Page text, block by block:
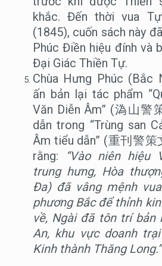
khắc. Đến thời vua
(1845), cuốn sách này
Phúc Điền hiệu đính và
Đại Giác Thiền Tự.
Chùa Hưng Phúc (Bắc
ấn bản lại tác phẩm
Văn Diễn Âm” (溈山警
dẫn trong “Trùng san
Âm tiểu dẫn” (重刊警
rằng:
“Vào niên hiệu
trung hưng, Hòa
Đa) đã vâng mệnh
phương Bắc để thỉnh
về, Ngài đã tôn trí bản
An, khu vực doanh
Kinh thành Thăng Long.”